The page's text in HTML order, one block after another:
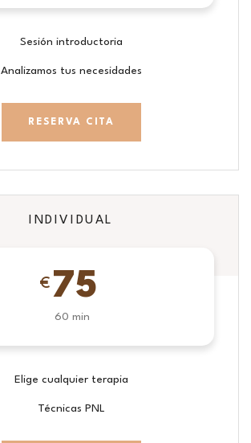
Sesión introductoria
Analizamos tus necesidades
RESERVA CITA
INDIVIDUAL
€ 75
60 min
Elige cualquier terapia
Técnicas PNL